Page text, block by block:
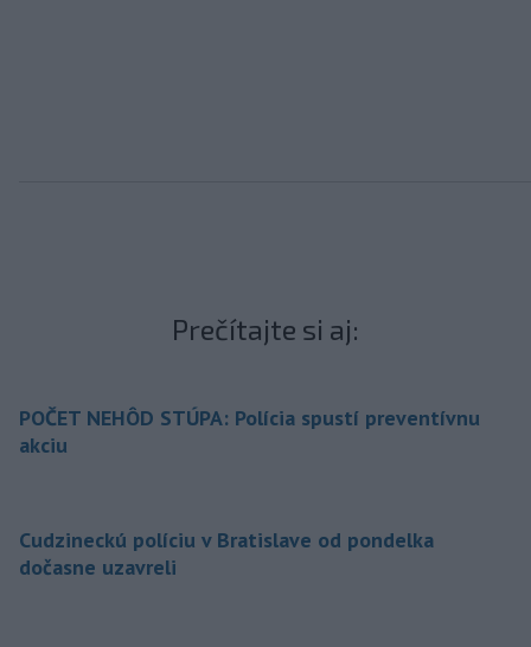
Prečítajte si aj:
POČET NEHÔD STÚPA: Polícia spustí preventívnu
akciu
Cudzineckú políciu v Bratislave od pondelka
dočasne uzavreli